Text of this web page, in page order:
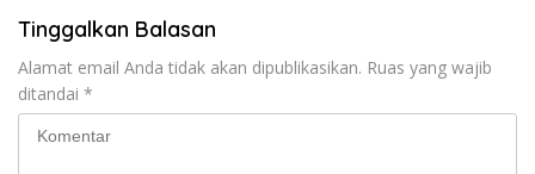
Tinggalkan Balasan
Alamat email Anda tidak akan dipublikasikan. Ruas yang wajib
ditandai *